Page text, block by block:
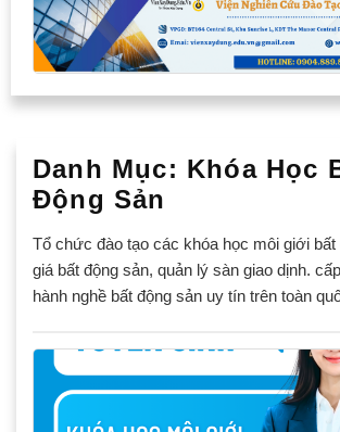
Danh Mục: Khóa Học
Động Sản
Tổ chức đào tạo các khóa học môi giới bất
giá bất động sản, quản lý sàn giao dịnh.
hành nghề bất động sản uy tín trên toàn